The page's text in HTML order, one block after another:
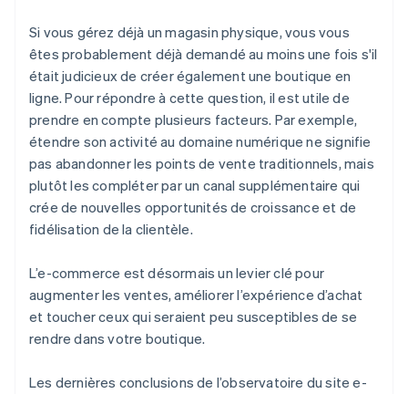
Si vous gérez déjà un magasin physique, vous vous
êtes probablement déjà demandé au moins une fois s'il
était judicieux de créer également une boutique en
ligne. Pour répondre à cette question, il est utile de
prendre en compte plusieurs facteurs. Par exemple,
étendre son activité au domaine numérique ne signifie
pas abandonner les points de vente traditionnels, mais
plutôt les compléter par un canal supplémentaire qui
crée de nouvelles opportunités de croissance et de
fidélisation de la clientèle.
L’e-commerce est désormais un levier clé pour
augmenter les ventes, améliorer l’expérience d’achat
et toucher ceux qui seraient peu susceptibles de se
rendre dans votre boutique.
Les dernières conclusions de l’observatoire du site e-